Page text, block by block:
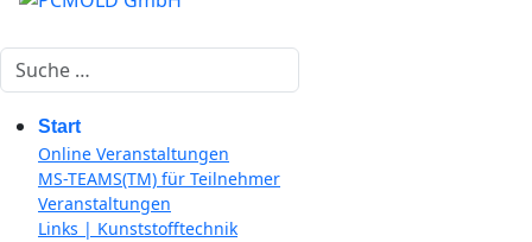
Suchen
Start
Online Veranstaltungen
MS-TEAMS(TM) für Teilnehmer
Veranstaltungen
Links | Kunststofftechnik